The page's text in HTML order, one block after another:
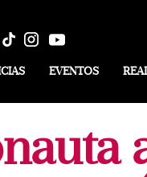
EVENTOS